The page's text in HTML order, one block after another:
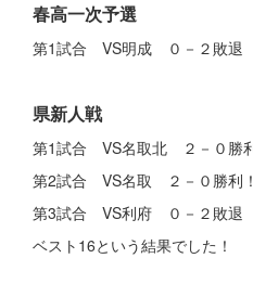
春高一次予選
第1試合 VS明成 ０－２敗退
県新人戦
第1試合 VS名取北 ２－０勝
第2試合 VS名取 ２－０勝利！
第3試合 VS利府 ０－２敗退
ベスト16という結果でした！